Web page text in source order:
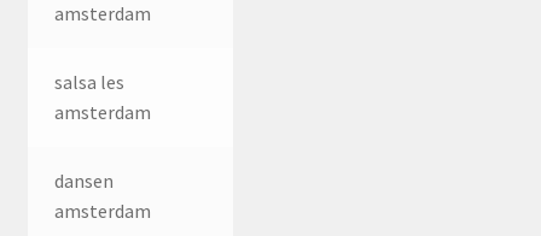
amsterdam
salsa les
amsterdam
dansen
amsterdam